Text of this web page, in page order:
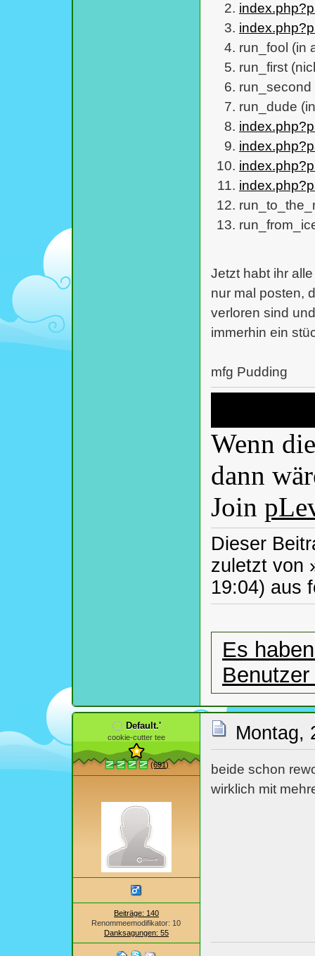
run_fool (in
run_first
run_dude
Jetzt habt ihr
nur mal posten,
verloren sind
immerhin ein
mfg Pudding
Wenn
dann
Join
Dieser
zuletzt von
19:04) aus
Es
Default.'
cookie-cutter tee
(691)
Beiträge: 140
Renommeemodifikator: 10
Danksagungen: 55
Montag,
beide schon
wirklich mit